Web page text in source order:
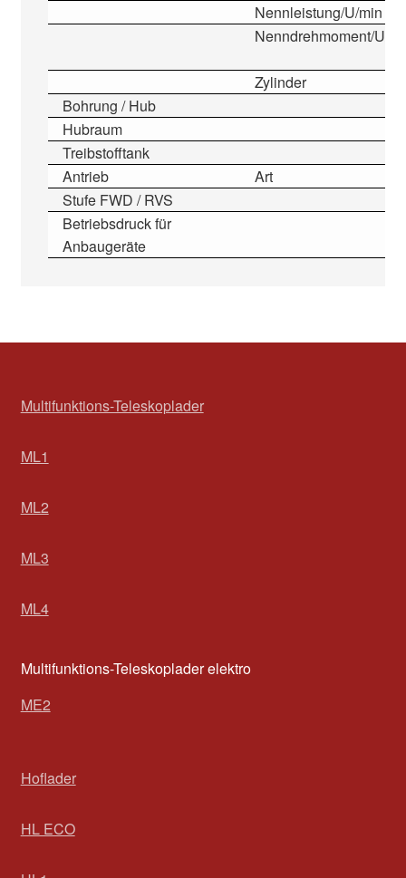
Nennleistung/U/min
Nenndrehmoment/U/
Zylinder
Bohrung / Hub
Hubraum
Treibstofftank
Antrieb
Art
Stufe FWD / RVS
Betriebsdruck für
Anbaugeräte
Multifunktions-Teleskoplader
ML1
ML2
ML3
ML4
Multifunktions-Teleskoplader elektro
ME2
Hoflader
HL ECO